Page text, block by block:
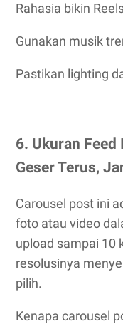
Rahasia bikin
Gunakan musik
Pastikan lighting
6. Ukuran
Geser Terus,
Carousel post ini
foto atau video
upload sampai 10
resolusinya
pilih.
Kenapa carousel